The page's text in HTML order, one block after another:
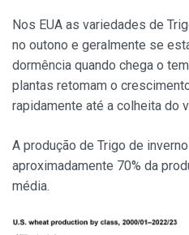
Nos EUA as variedades de
no outono e geralmente se
dormência quando chega o
plantas retomam o
rapidamente até a colheita do
A produção de Trigo de
aproximadamente 70% da
média.